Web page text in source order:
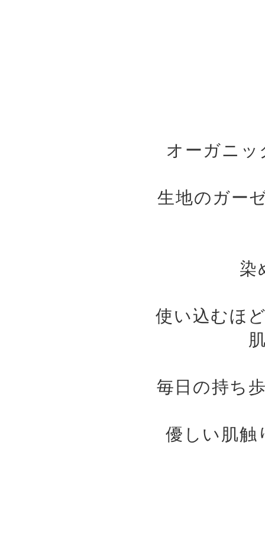
オーガニ
生地のガー
染
使い込むほ
毎日の持ち
優しい肌触